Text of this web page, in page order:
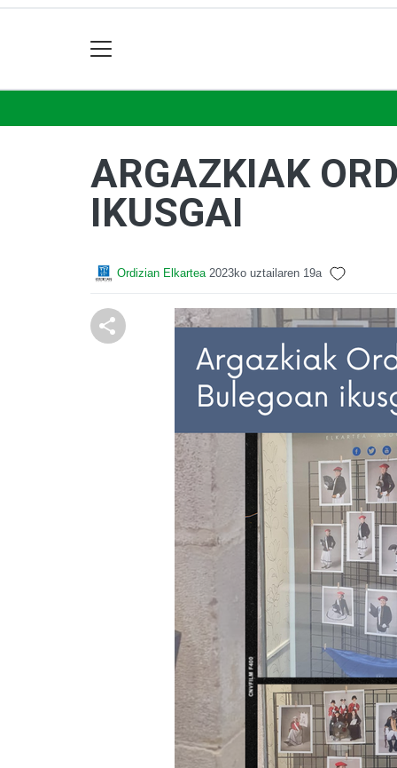
ARGAZKIAK
IKUSGAI
Ordizian Elkartea 2023ko uztailaren 19a